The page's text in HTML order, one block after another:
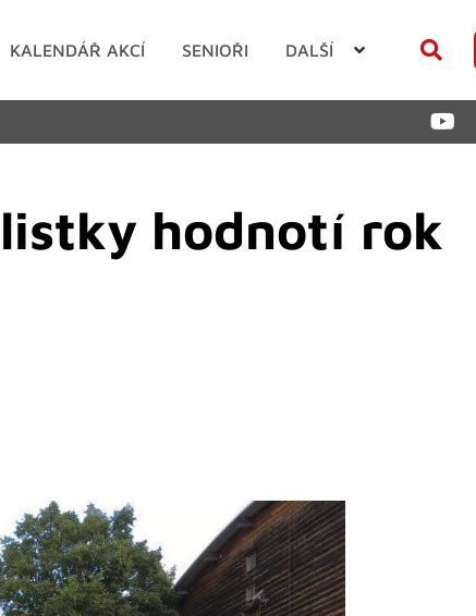
KALENDÁŘ AKCÍ SENIOŘI DALŠÍ
hodnotí rok